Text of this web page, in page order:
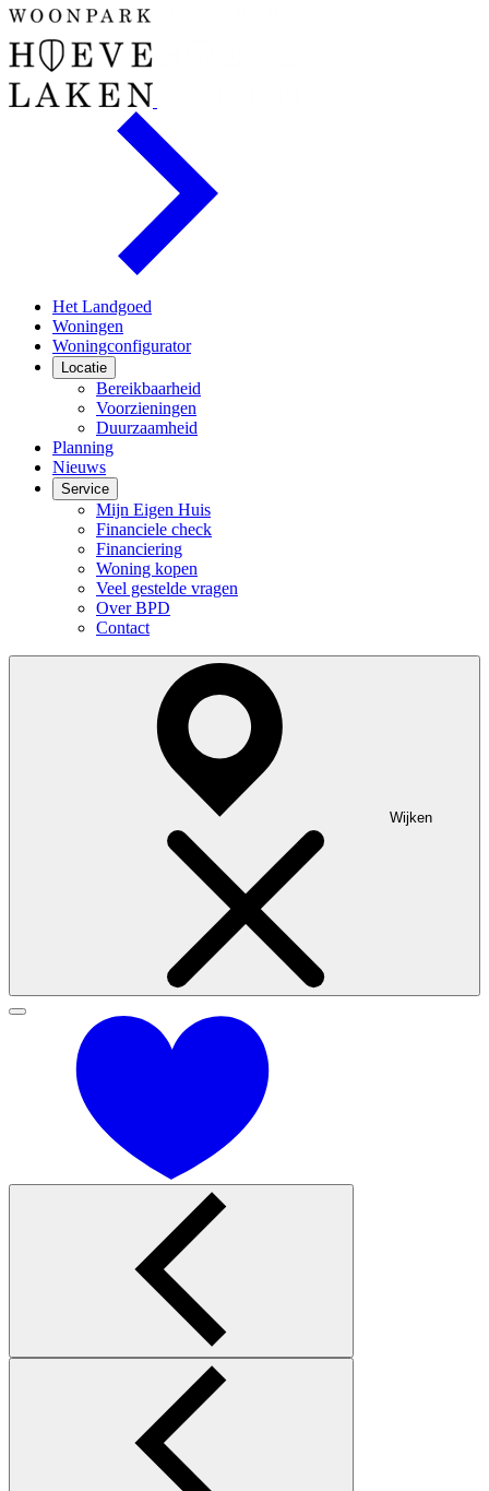
Het Landgoed
Woningen
Woningconfigurator
Locatie
Bereikbaarheid
Voorzieningen
Duurzaamheid
Planning
Nieuws
Service
Mijn Eigen Huis
Financiele check
Financiering
Woning kopen
Veel gestelde vragen
Over BPD
Contact
Wijken